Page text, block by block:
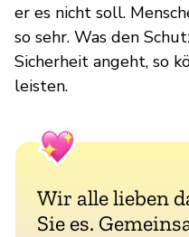
er es nicht soll.
so sehr. Was den
Sicherheit angeht, so
leisten.
Wir alle lieben
Sie es.